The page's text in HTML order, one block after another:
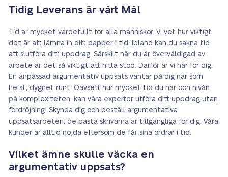
Tidig Leverans är vårt Mål
Tid är mycket värdefullt för alla människor. Vi vet hur viktigt
det är att lämna in ditt papper i tid. Ibland kan du sakna tid
att slutföra ditt uppdrag. Särskilt när du är överväldigad av
arbete är det så viktigt att hitta stöd. Därför är vi här för dig.
En anpassad argumentativ uppsats väntar på dig när som
helst, dygnet runt. Oavsett hur mycket tid du har och nivån
på komplexiteten, kan våra experter utföra ditt uppdrag utan
fördröjning! Skynda dig och beställ argumentativa
uppsatsarbeten, de bästa skrivarna är tillgängliga för dig. Våra
kunder är alltid nöjda eftersom de får sina ordrar i tid.
Vilket ämne skulle väcka en
argumentativ uppsats?